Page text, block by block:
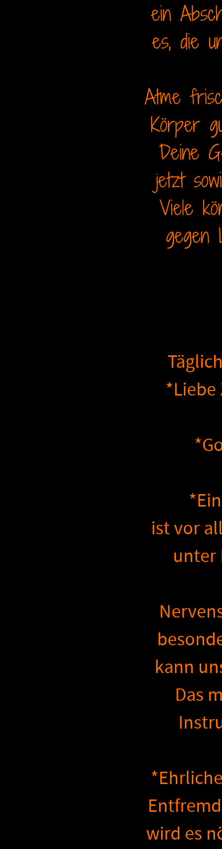
ein
es, die
Atme
Körper
Deine
jetzt
Viele
gegen
*Liebe
ist vor
unter
kann
Das
wird es